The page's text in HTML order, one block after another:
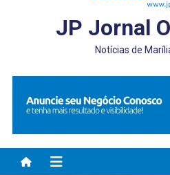
JP Jornal
Notícias de